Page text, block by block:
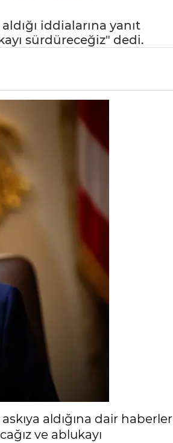
iddialarına yanıt
sürdüreceğiz" dedi.
aldığına dair haberler
ve ablukayı